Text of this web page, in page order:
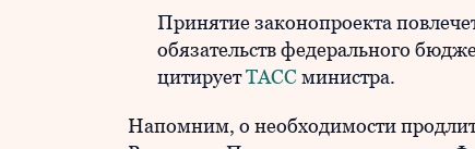
Принятие законопроекта
обязательств федерального
цитируетТАССминистра.
Напомним, о необходимости